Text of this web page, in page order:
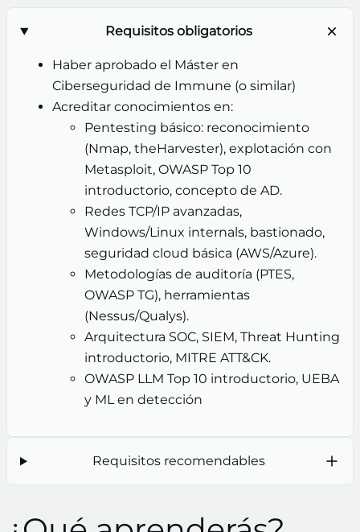
Requisitos obligatorios
Haber aprobado el Máster en
Ciberseguridad de Immune (o similar)
Acreditar conocimientos en:
Pentesting básico: reconocimiento
(Nmap, theHarvester), explotación con
Metasploit, OWASP Top 10
introductorio, concepto de AD.
Redes TCP/IP avanzadas,
Windows/Linux internals, bastionado,
seguridad cloud básica (AWS/Azure).
Metodologías de auditoría (PTES,
OWASP TG), herramientas
(Nessus/Qualys).
Arquitectura SOC, SIEM, Threat Hunting
introductorio, MITRE ATT&CK.
OWASP LLM Top 10 introductorio, UEBA
y ML en detección
Requisitos recomendables